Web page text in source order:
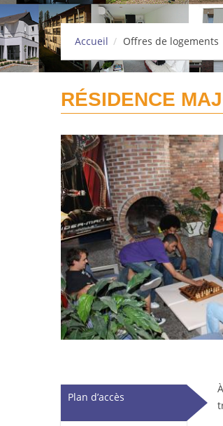
Accueil Offres de logements
RÉSIDENCE
Vertical Tabs
Plan d’accès